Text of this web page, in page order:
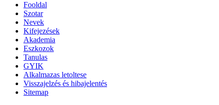
Fooldal
Szotar
Nevek
Kifejezések
Akademia
Eszkozok
Tanulas
GYIK
Alkalmazas letoltese
Visszajelzés és hibajelentés
Sitemap